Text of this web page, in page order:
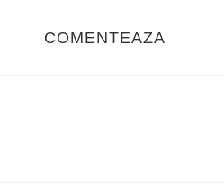
COMENTEAZA